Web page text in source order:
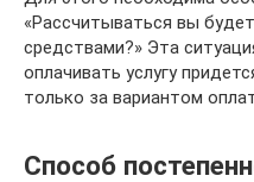
«Рассчитываться вы
средствами?» Эта
оплачивать услугу
только за вариантом
Способ